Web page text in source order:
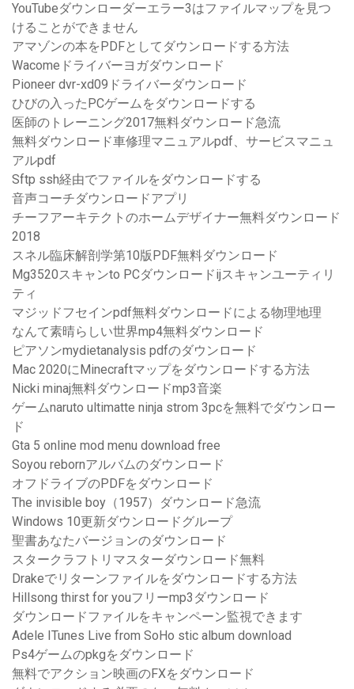
YouTubeダウンローダーエラー3はファイルマップを見つ
けることができません
アマゾンの本をPDFとしてダウンロードする方法
Wacomeドライバーヨガダウンロード
Pioneer dvr-xd09ドライバーダウンロード
ひびの入ったPCゲームをダウンロードする
医師のトレーニング2017無料ダウンロード急流
無料ダウンロード車修理マニュアルpdf、サービスマニュ
アルpdf
Sftp ssh経由でファイルをダウンロードする
音声コーチダウンロードアプリ
チーフアーキテクトのホームデザイナー無料ダウンロード
2018
スネル臨床解剖学第10版PDF無料ダウンロード
Mg3520スキャンto PCダウンロードijスキャンユーティリ
ティ
マジッドフセインpdf無料ダウンロードによる物理地理
なんて素晴らしい世界mp4無料ダウンロード
ピアソンmydietanalysis pdfのダウンロード
Mac 2020にMinecraftマップをダウンロードする方法
Nicki minaj無料ダウンロードmp3音楽
ゲームnaruto ultimatte ninja strom 3pcを無料でダウンロー
ド
Gta 5 online mod menu download free
Soyou rebornアルバムのダウンロード
オフドライブのPDFをダウンロード
The invisible boy（1957）ダウンロード急流
Windows 10更新ダウンロードグループ
聖書あなたバージョンのダウンロード
スタークラフトリマスターダウンロード無料
Drakeでリターンファイルをダウンロードする方法
Hillsong thirst for youフリーmp3ダウンロード
ダウンロードファイルをキャンペーン監視できます
Adele ITunes Live from SoHo stic album download
Ps4ゲームのpkgをダウンロード
無料でアクション映画のFXをダウンロード